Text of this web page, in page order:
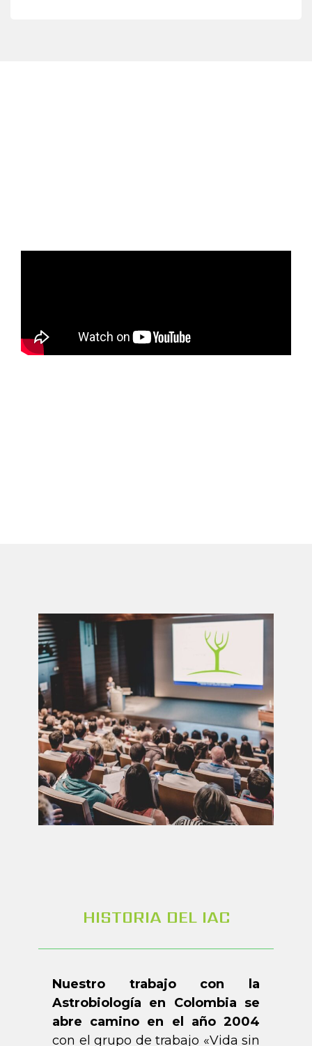
HISTORIA DEL IAC
Nuestro trabajo con la
Astrobiología en Colombia se
abre camino en el año 2004
con el grupo de trabajo «Vida sin